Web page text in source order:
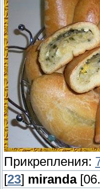
Прикрепления:
[23] miranda